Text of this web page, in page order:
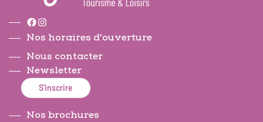
Facebook
Instagram
Nos horaires d'ouverture
Nous contacter
Newsletter
S'inscrire
Nos brochures